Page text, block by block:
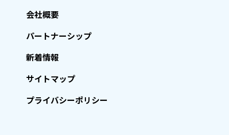
会社概要
パートナーシップ
新着情報
サイトマップ
プライバシーポリシー